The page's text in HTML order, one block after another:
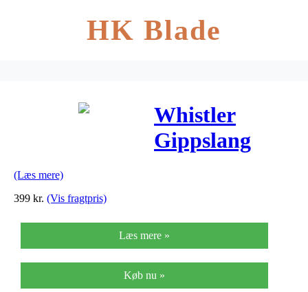
HK Blade
Whistler
Gippslang
(Læs mere)
399 kr. (Vis fragtpris)
Læs mere »
Køb nu »